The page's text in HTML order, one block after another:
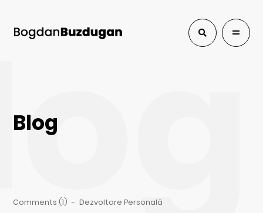
Blog
Comments (1) - Dezvoltare Personală